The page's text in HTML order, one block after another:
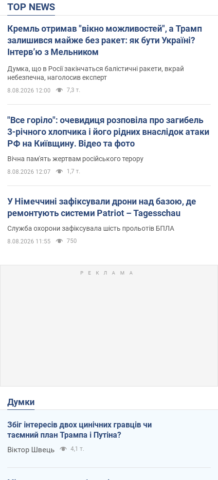
TOP NEWS
Кремль отримав "вікно можливостей", а Трамп
залишився майже без ракет: як бути Україні?
Інтерв’ю з Мельником
Думка, що в Росії закінчаться балістичні ракети, вкрай
небезпечна, наголосив експерт
8.08.2026 12:00 7,3 т.
"Все горіло": очевидиця розповіла про загибель
3-річного хлопчика і його рідних внаслідок атаки
РФ на Київщину. Відео та фото
Вічна пам'ять жертвам російського терору
8.08.2026 12:07 1,7 т.
У Німеччині зафіксували дрони над базою, де
ремонтують системи Patriot – Tagesschau
Служба охорони зафіксувала шість прольотів БПЛА
8.08.2026 11:55 750
Думки
Збіг інтересів двох цинічних гравців чи
таємний план Трампа і Путіна?
Віктор Швець 4,1 т.